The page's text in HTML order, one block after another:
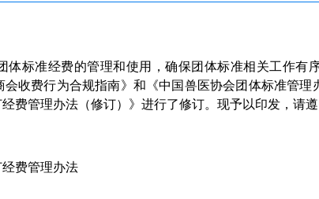
体标准经费的管理和使用，确保团体标准相关工作有
收费行为合规指南》和《中国兽医协会团体标准管
费管理办法（修订）》进行了修订。现予以印发，请遵
费管理办法